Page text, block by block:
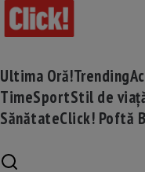
Ultima Oră!Trending
TimeSportStil de
SănătateClick! Poftă